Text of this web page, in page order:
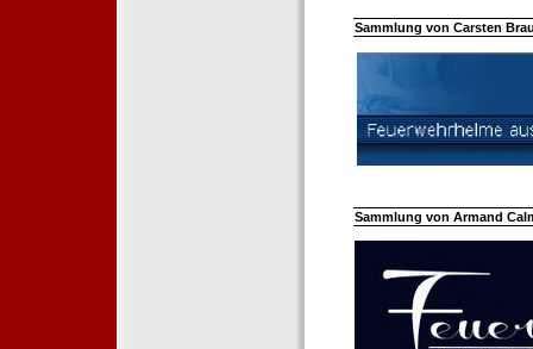
Sammlung von Carsten
Sammlung von Armand